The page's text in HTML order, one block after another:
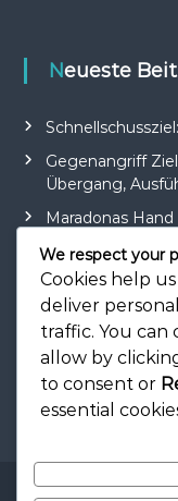
Neueste
Gegenangriff
Übergang,
Maradonas
Power Shot Ziel:
Beckhams Last-
Copyright © 2026
We respect your
Cookies help
deliver
traffic. You can
allow by
to consent or
essential